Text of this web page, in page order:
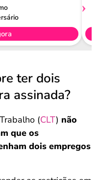
ter dois
assinada?
(CLT) não
que os
dois empregos